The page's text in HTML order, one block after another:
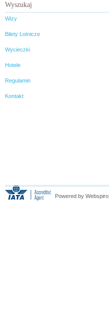
Wyszukaj
Wizy
Bilety Lotnicze
Wycieczki
Hotele
Regulamin
Kontakt
Powered by Webspiro.